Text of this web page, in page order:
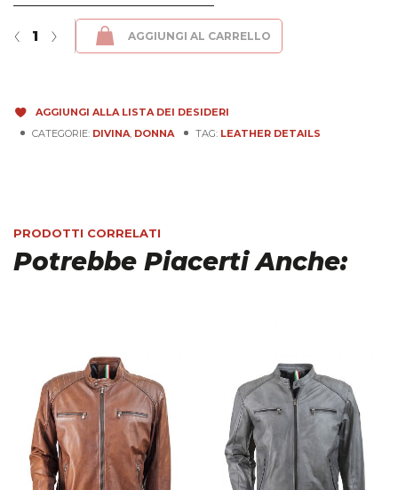
Divina - Fibula Tabacco quantità
›
‹ AGGIUNGI AL CARRELLO
AGGIUNGI ALLA LISTA DEI DESIDERI
CATEGORIE: DIVINA DONNA TAG: LEATHER DETAILS
PRODOTTI CORRELATI
Potrebbe Piacerti Anche: